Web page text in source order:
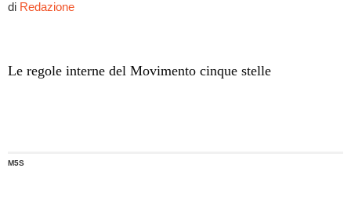
di Redazione
Le regole interne del Movimento cinque stelle
M5S